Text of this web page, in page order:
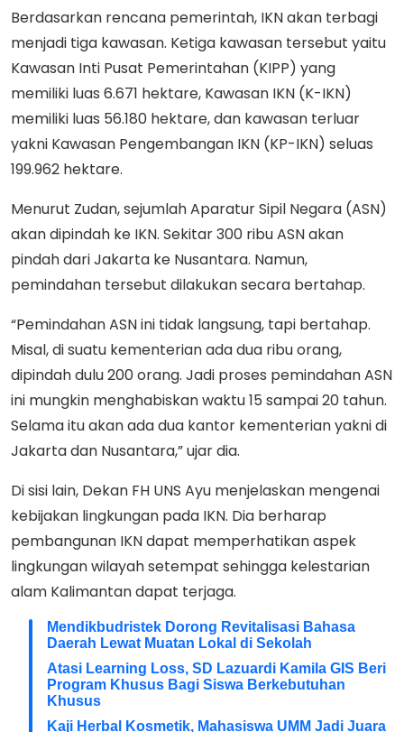
Berdasarkan rencana pemerintah, IKN akan terbagi
menjadi tiga kawasan. Ketiga kawasan tersebut yaitu
Kawasan Inti Pusat Pemerintahan (KIPP) yang
memiliki luas 6.671 hektare, Kawasan IKN (K-IKN)
memiliki luas 56.180 hektare, dan kawasan terluar
yakni Kawasan Pengembangan IKN (KP-IKN) seluas
199.962 hektare.
Menurut Zudan, sejumlah Aparatur Sipil Negara (ASN)
akan dipindah ke IKN. Sekitar 300 ribu ASN akan
pindah dari Jakarta ke Nusantara. Namun,
pemindahan tersebut dilakukan secara bertahap.
“Pemindahan ASN ini tidak langsung, tapi bertahap.
Misal, di suatu kementerian ada dua ribu orang,
dipindah dulu 200 orang. Jadi proses pemindahan ASN
ini mungkin menghabiskan waktu 15 sampai 20 tahun.
Selama itu akan ada dua kantor kementerian yakni di
Jakarta dan Nusantara,” ujar dia.
Di sisi lain, Dekan FH UNS Ayu menjelaskan mengenai
kebijakan lingkungan pada IKN. Dia berharap
pembangunan IKN dapat memperhatikan aspek
lingkungan wilayah setempat sehingga kelestarian
alam Kalimantan dapat terjaga.
Mendikbudristek Dorong Revitalisasi Bahasa
Daerah Lewat Muatan Lokal di Sekolah
Atasi Learning Loss, SD Lazuardi Kamila GIS Beri
Program Khusus Bagi Siswa Berkebutuhan
Khusus
Kaji Herbal Kosmetik, Mahasiswa UMM Jadi Juara